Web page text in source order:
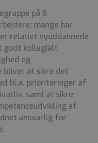
på 8
mange har
relativt nyuddannede
godt kollegialt
og
bliver at sikre det
bl.a. prioriteringer af
samt at sikre
af
ansvarlig for